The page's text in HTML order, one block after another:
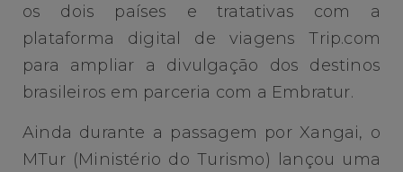
os dois países e tratativas com a
plataforma digital de viagens Trip.com
para ampliar a divulgação dos destinos
brasileiros em parceria com a Embratur.
Ainda durante a passagem por Xangai, o
MTur (Ministério do Turismo) lançou uma